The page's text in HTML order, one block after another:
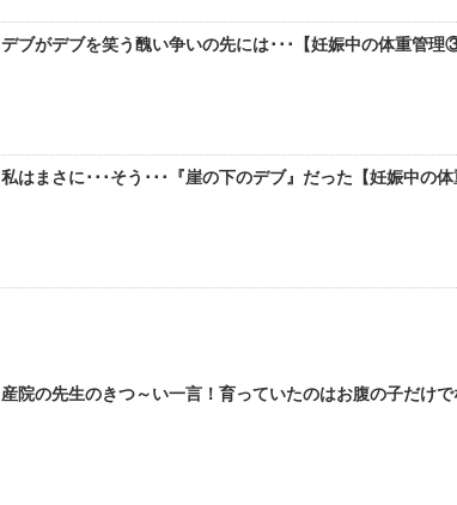
デブがデブを笑う醜い争いの先には･･･【妊娠中の体重管
私はまさに･･･そう･･･『崖の下のデブ』だった【妊娠中の
産院の先生のきつ～い一言！育っていたのはお腹の子だけ